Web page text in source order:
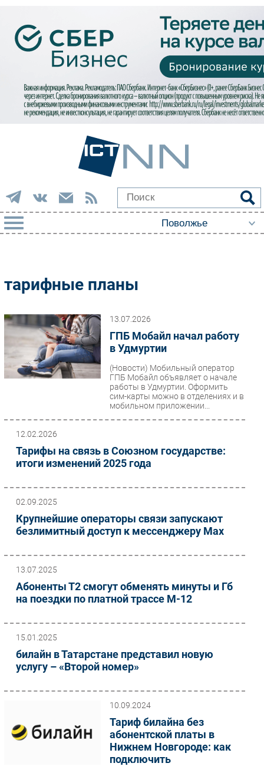
Импорто­замещение
Автоматизация Промышленности
Интернет
Мобильная связь
Фиксированная связь
Интеграция
Рынок ПК
Outsourcing
Web
Гаджеты
РАЗДЕЛЫ
Новости
Проекты
тарифные планы
13.07.2026
ГПБ Мобайл начал работу
в Удмуртии
(Новости) Мобильный оператор
ГПБ Мобайл объявляет о начале
работы в Удмуртии. Оформить
сим-карты можно в отделениях и в
мобильном приложении...
12.02.2026
Тарифы на связь в Союзном государстве:
итоги изменений 2025 года
02.09.2025
Крупнейшие операторы связи запускают
безлимитный доступ к мессенджеру Мах
13.07.2025
Абоненты Т2 смогут обменять минуты и Гб
на поездки по платной трассе М-12
15.01.2025
билайн в Татарстане представил новую
услугу – «Второй номер»
10.09.2024
Тариф билайна без
абонентской платы в
Нижнем Новгороде: как
подключить